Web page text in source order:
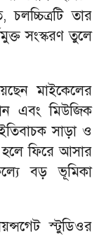
তার
সংস্করণ তুলে
মাইকেলের
এবং মিউজিক
সাড়া ও
হলে ফিরে আসার
বড় ভূমিকা
স্টুডিওর